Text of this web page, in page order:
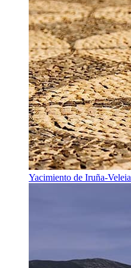
Yacimiento de Iruña-Veleia